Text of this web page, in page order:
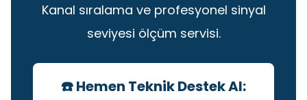
Kanal sıralama ve profesyonel sinyal
seviyesi ölçüm servisi.
☎️ Hemen Teknik Destek Al: